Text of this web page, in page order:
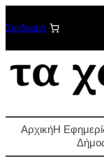
στο
περιεχόμενο
Συνδρομή
ΑρχικήΗ